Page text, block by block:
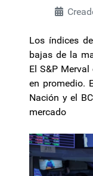
Los índices
bajas de la
El S&P
en promedio.
Nación y el
mercado